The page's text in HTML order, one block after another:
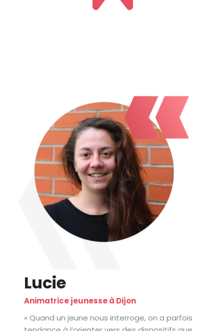
Lucie
Animatrice jeunesse à Dijon
« Quand un jeune nous interroge, on a parfois